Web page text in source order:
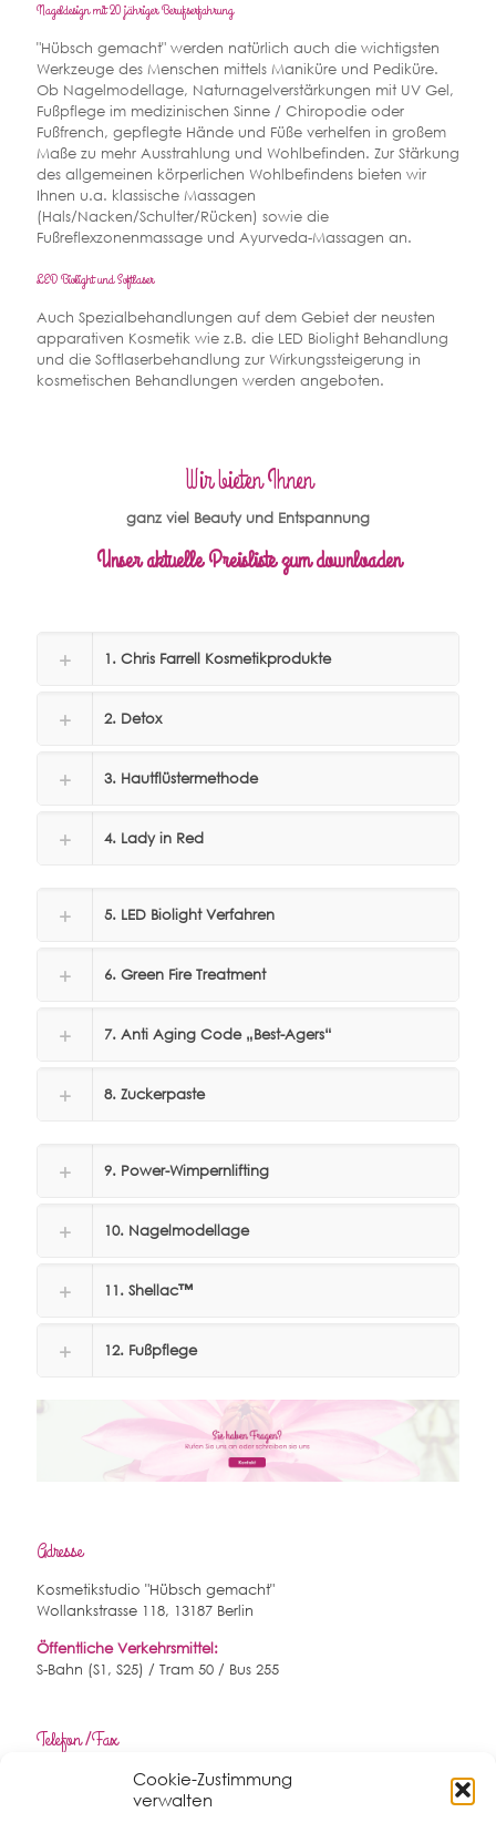
Cookie-Zustimmung
verwalten
Nageldesign mit 20 jähriger Berufserfahrung
"Hübsch gemacht" werden natürlich auch die wichtigsten
Werkzeuge des Menschen mittels Maniküre und Pediküre.
Ob Nagelmodellage, Naturnagelverstärkungen mit UV Gel,
Fußpflege im medizinischen Sinne / Chiropodie oder
Fußfrench, gepflegte Hände und Füße verhelfen in großem
Maße zu mehr Ausstrahlung und Wohlbefinden. Zur Stärkung
des allgemeinen körperlichen Wohlbefindens bieten wir
Ihnen u.a. klassische Massagen
(Hals/Nacken/Schulter/Rücken) sowie die
Fußreflexzonenmassage und Ayurveda-Massagen an.
LED Biolight und Softlaser
Auch Spezialbehandlungen auf dem Gebiet der neusten
apparativen Kosmetik wie z.B. die LED Biolight Behandlung
und die Softlaserbehandlung zur Wirkungssteigerung in
kosmetischen Behandlungen werden angeboten.
Wir bieten Ihnen
ganz viel Beauty und Entspannung
Unser aktuelle Preisliste zum downloaden
1. Chris Farrell Kosmetikprodukte
2. Detox
3. Hautflüstermethode
4. Lady in Red
5. LED Biolight Verfahren
6. Green Fire Treatment
7. Anti Aging Code „Best-Agers“
8. Zuckerpaste
9. Power-Wimpernlifting
10. Nagelmodellage
11. Shellac™
12. Fußpflege
Adresse
Kosmetikstudio "Hübsch gemacht"
Wollankstrasse 118, 13187 Berlin
Öffentliche Verkehrsmittel:
S-Bahn (S1, S25) / Tram 50 / Bus 255
Telefon /Fax
T 030 51 73 66 30
F 030 46 72 58 92